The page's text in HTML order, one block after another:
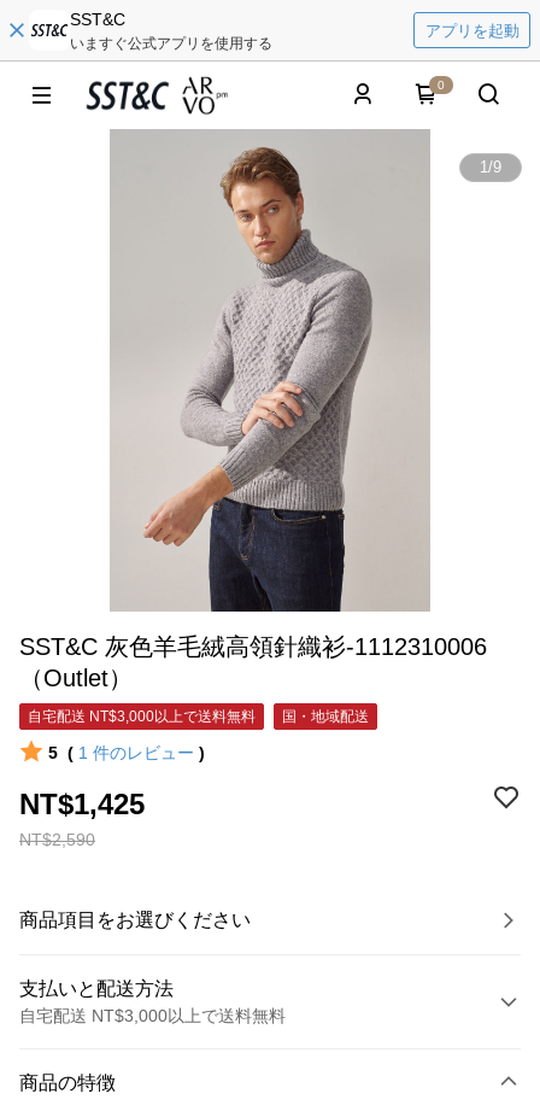
SST&C
いますぐ公式アプリを使用する
アプリを起動
0
1/9
SST&C 灰色羊毛絨高領針織衫-1112310006
（Outlet）
自宅配送 NT$3,000以上で送料無料 国・地域配送
5 ( 1 件のレビュー )
NT$2,590
NT$1,425
商品項目をお選びください
支払いと配送方法
自宅配送 NT$3,000以上で送料無料
クレジットカード1回払い
商品の特徴